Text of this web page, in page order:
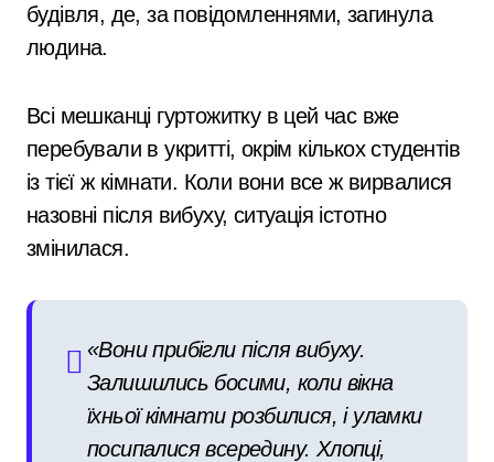
будівля, де, за повідомленнями, загинула
людина.
Всі мешканці гуртожитку в цей час вже
перебували в укритті, окрім кількох студентів
із тієї ж кімнати. Коли вони все ж вирвалися
назовні після вибуху, ситуація істотно
змінилася.
«Вони прибігли після вибуху.
Залишились босими, коли вікна
їхньої кімнати розбилися, і уламки
посипалися всередину. Хлопці,